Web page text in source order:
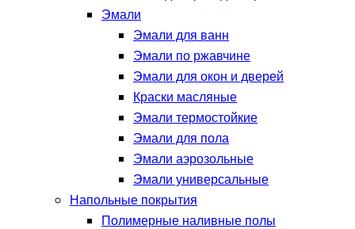
Эмали
Эмали для ванн
Эмали по ржавчине
Эмали для окон и дверей
Краски масляные
Эмали термостойкие
Эмали для пола
Эмали аэрозольные
Эмали универсальные
Напольные покрытия
Полимерные наливные полы